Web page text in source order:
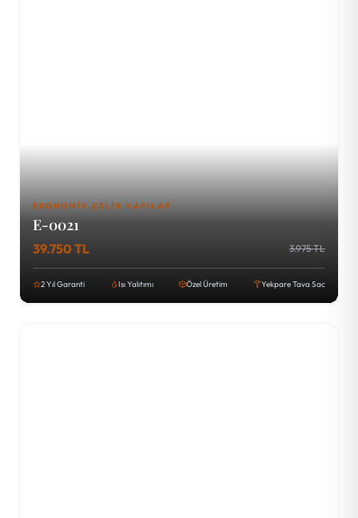
EKONOMIK ÇELIK KAPILAR
E-0021
39.750 TL 3.975 TL
2 Yıl Garanti Isı Yalıtımı Özel Üretim Yekpare Tava Sac